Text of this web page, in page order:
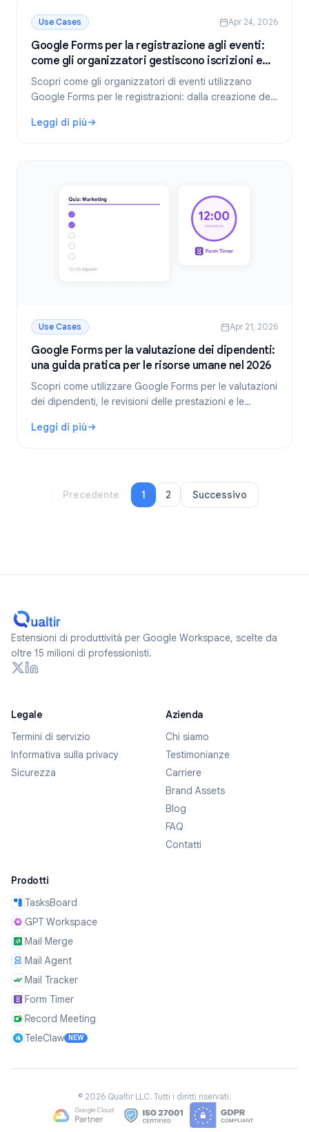
Use Cases Apr 24, 2026
Google Forms per la registrazione agli eventi:
come gli organizzatori gestiscono iscrizioni e
scadenze
Scopri come gli organizzatori di eventi utilizzano
Google Forms per le registrazioni: dalla creazione del
delle scadenze con Form Timer.
Leggi di più
: Google Forms per la registrazione agli eventi: come
Use Cases Apr 21, 2026
Google Forms per la valutazione dei dipendenti:
una guida pratica per le risorse umane nel 2026
Scopri come utilizzare Google Forms per le valutazioni
dei dipendenti, le revisioni delle prestazioni e le
Leggi di più
: Google Forms per la valutazione dei dipendenti: una
Precedente 1 2 Successivo
Estensioni di produttività per Google Workspace, scelte da
oltre 15 milioni di professionisti.
Legale
Termini di servizio
Informativa sulla privacy
Sicurezza
Azienda
Chi siamo
Testimonianze
Carriere
Brand Assets
Blog
FAQ
Contatti
Prodotti
TasksBoard
GPT Workspace
Mail Merge
Mail Agent
Mail Tracker
Form Timer
Record Meeting
TeleClaw NEW
© 2026 Qualtir LLC. Tutti i diritti riservati.